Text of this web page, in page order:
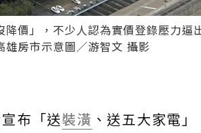
價」，不少人認為實價登錄壓力逼
房市示意圖／游智文 攝影
布「送裝潢 、送五大家電